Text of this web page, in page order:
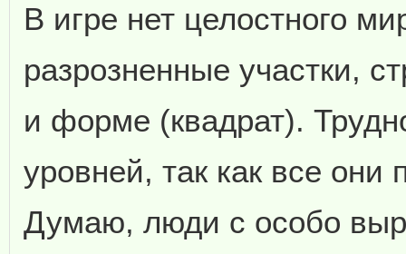
В игре нет целостного
разрозненные участки,
и форме (квадрат).
уровней, так как все они
Думаю, люди с особо